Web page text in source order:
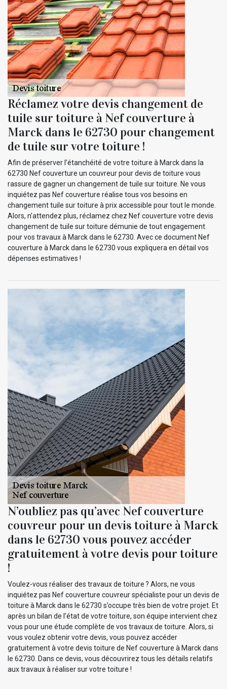
Réclamez votre devis changement de
tuile sur toiture à Nef couverture à
Marck dans le 62730 pour changement
de tuile sur votre toiture !
Afin de préserver l’étanchéité de votre toiture à Marck dans la
62730 Nef couverture un couvreur pour devis de toiture vous
rassure de gagner un changement de tuile sur toiture. Ne vous
inquiétez pas Nef couverture réalise tous vos besoins en
changement tuile sur toiture à prix accessible pour tout le monde.
Alors, n’attendez plus, réclamez chez Nef couverture votre devis
changement de tuile sur toiture démunie de tout engagement
pour vos travaux à Marck dans le 62730. Avec ce document Nef
couverture à Marck dans le 62730 vous expliquera en détail vos
dépenses estimatives !
N’oubliez pas qu’avec Nef couverture
couvreur pour un devis toiture à Marck
dans le 62730 vous pouvez accéder
gratuitement à votre devis pour toiture
!
Voulez-vous réaliser des travaux de toiture ? Alors, ne vous
inquiétez pas Nef couverture couvreur spécialiste pour un devis de
toiture à Marck dans le 62730 s’occupe très bien de votre projet. Et
après un bilan de l’état de votre toiture, son équipe intervient chez
vous pour une étude complète de vos travaux de toiture. Alors, si
vous voulez obtenir votre devis, vous pouvez accéder
gratuitement à votre devis toiture de Nef couverture à Marck dans
le 62730. Dans ce devis, vous découvrirez tous les détails relatifs
aux travaux à réaliser sur votre toiture !